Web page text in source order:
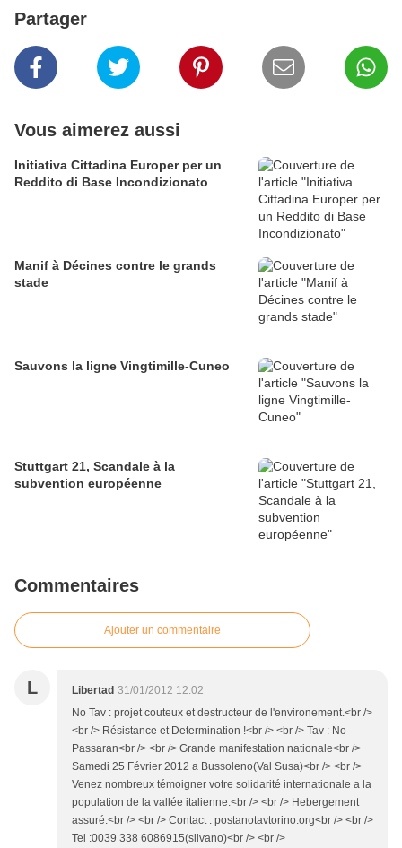
Partager
Vous aimerez aussi
Initiativa Cittadina Europer per un
Reddito di Base Incondizionato
Manif à Décines contre le grands
stade
Sauvons la ligne Vingtimille-Cuneo
Stuttgart 21, Scandale à la
subvention européenne
Commentaires
Ajouter un commentaire
L Libertad 31/01/2012 12:02
No Tav : projet couteux et destructeur de l'environement.<br />
<br /> Résistance et Determination !<br /> <br /> Tav : No
Passaran<br /> <br /> Grande manifestation nationale<br />
Samedi 25 Février 2012 a Bussoleno(Val Susa)<br /> <br />
Venez nombreux témoigner votre solidarité internationale a la
population de la vallée italienne.<br /> <br /> Hebergement
assuré.<br /> <br /> Contact : postanotavtorino.org<br /> <br />
Tel :0039 338 6086915(silvano)<br /> <br />